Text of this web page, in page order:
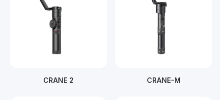
CRANE 2 CRANE-M